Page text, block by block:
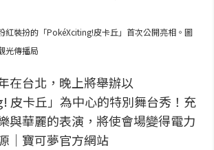
紅裝扮的「PokéXciting!皮卡丘」首次公開亮相。圖
光傳播局